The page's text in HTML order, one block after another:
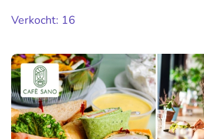
Verkocht: 16